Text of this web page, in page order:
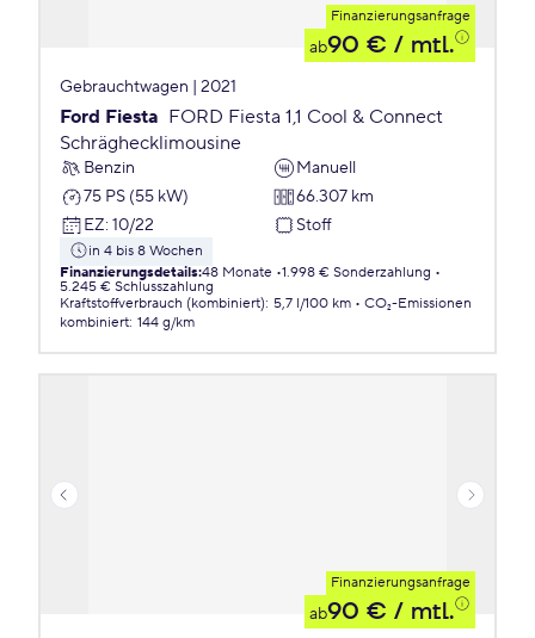
Finanzierungsanfrage
ab90 € / mtl.
Gebrauchtwagen | 2021
Ford Fiesta FORD Fiesta 1,1 Cool & Connect
Schräghecklimousine
Benzin
Manuell
75 PS (55 kW)
66.307 km
EZ: 10/22 Stoff
in 4 bis 8 Wochen
Finanzierungsdetails:48 Monate 1.998 € Sonderzahlung
5.245 € Schlusszahlung
Kraftstoffverbrauch (kombiniert): 5,7 l/100 km
CO₂-Emissionen
kombiniert: 144 g/km
Finanzierungsanfrage
ab90 € / mtl.